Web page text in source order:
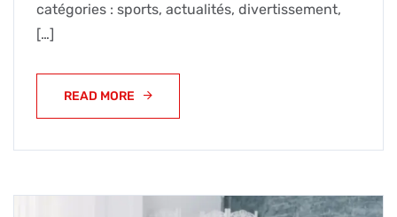
catégories : sports, actualités, divertissement,
[…]
READ MORE